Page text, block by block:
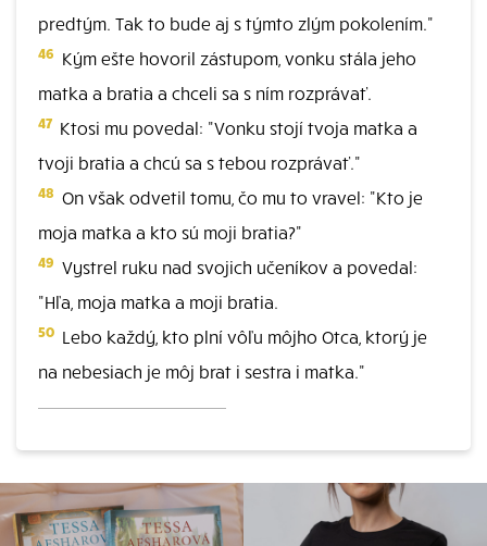
predtým. Tak to bude aj s týmto zlým pokolením."
46 Kým ešte hovoril zástupom, vonku stála jeho
matka a bratia a chceli sa s ním rozprávať.
47 Ktosi mu povedal: "Vonku stojí tvoja matka a
tvoji bratia a chcú sa s tebou rozprávať."
48 On však odvetil tomu, čo mu to vravel: "Kto je
moja matka a kto sú moji bratia?"
49 Vystrel ruku nad svojich učeníkov a povedal:
"Hľa, moja matka a moji bratia.
50 Lebo každý, kto plní vôľu môjho Otca, ktorý je
na nebesiach je môj brat i sestra i matka."